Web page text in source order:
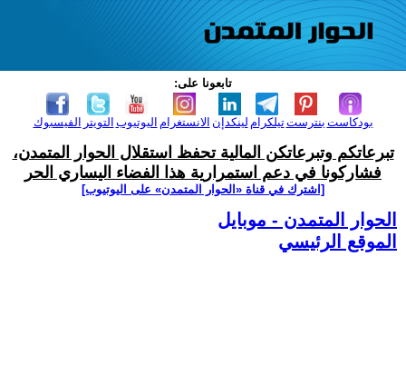
تابعونا على:
الفيسبوك التويتر اليوتيوب الانستغرام لينكدإن تيلكرامبنترست بودكاست
تبرعاتكم وتبرعاتكن المالية تحفظ استقلال الحوار المتمدن،
فشاركونا في دعم استمرارية هذا الفضاء اليساري الحر
[اشترك في قناة ‫«الحوار المتمدن» على اليوتيوب]
الحوار المتمدن - موبايل
الموقع الرئيسي